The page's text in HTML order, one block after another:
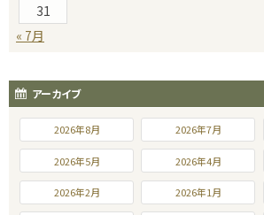
31
« 7月
アーカイブ
2026年8月 2026年7月
2026年5月 2026年4月
2026年2月 2026年1月